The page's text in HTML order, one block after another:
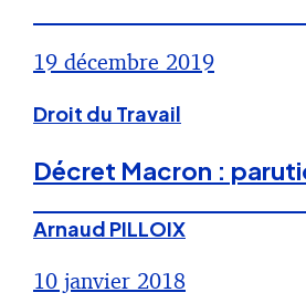
19 décembre 2019
Droit du Travail
Décret Macron :
Arnaud PILLOIX
10 janvier 2018